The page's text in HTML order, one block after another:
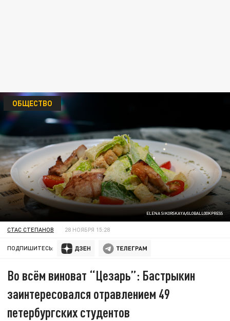
ELENA SIKORSKAYA/GLOBALLOOKPRESS
ОБЩЕСТВО
СТАС СТЕПАНОВ 28 НОЯБРЯ 15:28
ПОДПИШИТЕСЬ:
Во всём виноват “Цезарь”: Бастрыкин
заинтересовался отравлением 49
петербургских студентов